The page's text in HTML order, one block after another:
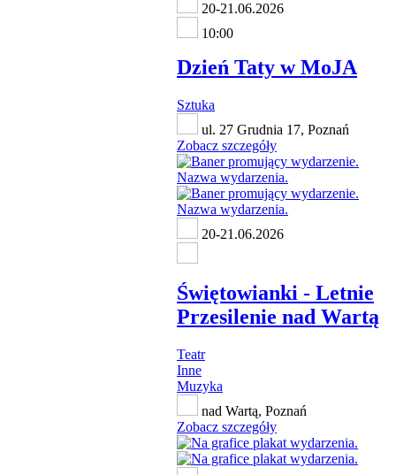
20-21.06.2026
10:00
Dzień Taty w MoJA
Sztuka
ul. 27 Grudnia 17, Poznań
Zobacz szczegóły
20-21.06.2026
Świętowianki - Letnie
Przesilenie nad Wartą
Teatr
Inne
Muzyka
nad Wartą, Poznań
Zobacz szczegóły